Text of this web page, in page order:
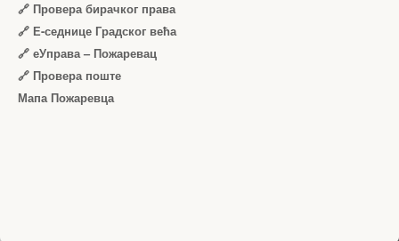
🔗 Провера бирачког права
🔗 Е-седнице Градског већа
🔗 еУправа – Пожаревац
🔗 Провера поште
Мапа Пожаревца